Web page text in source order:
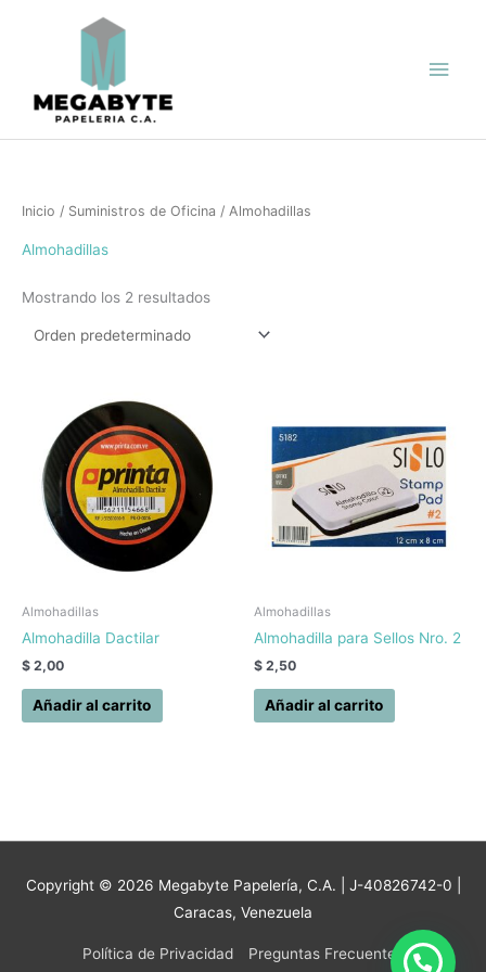
Inicio / Suministros de Oficina / Almohadillas
Almohadillas
Mostrando los 2 resultados
Almohadillas
Almohadilla Dactilar
$ 2,00
Añadir al carrito
Almohadillas
Almohadilla para Sellos Nro. 2
$ 2,50
Añadir al carrito
Copyright © 2026 Megabyte Papelería, C.A. | J-40826742-0 |
Caracas, Venezuela
Política de Privacidad Preguntas Frecuentes